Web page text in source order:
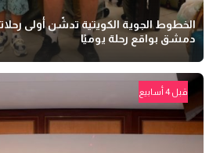
الخطوط الجوية الكويتية تدشّن أولى
دمشق بواقع رحلة يوميًا
قبل 4 أسابيع